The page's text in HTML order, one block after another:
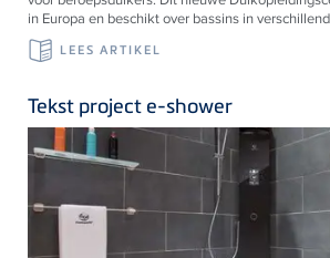
in Europa en beschikt over bassins in
LEES ARTIKEL
Tekst project e-shower